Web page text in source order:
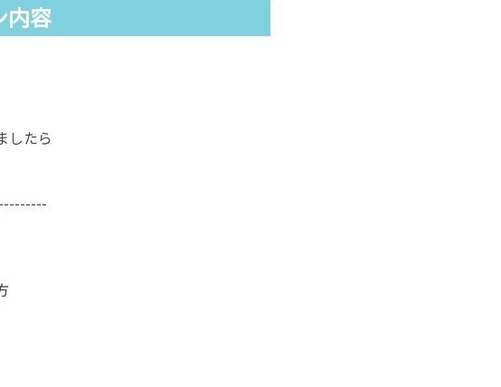
内容
したら